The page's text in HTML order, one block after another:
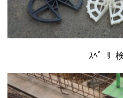
ｽﾍﾟｰｻｰ